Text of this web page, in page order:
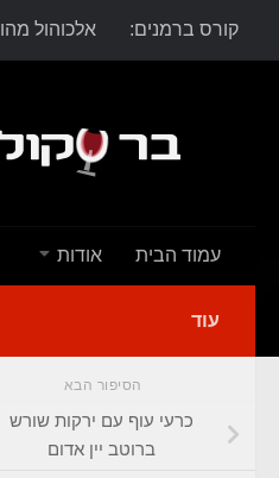
קורס ברמנים: אלכוהול מהו
עמוד הבית אודות
עוד
הסיפור הבא
כרעי עוף עם ירקות שורש
ברוטב יין אדום